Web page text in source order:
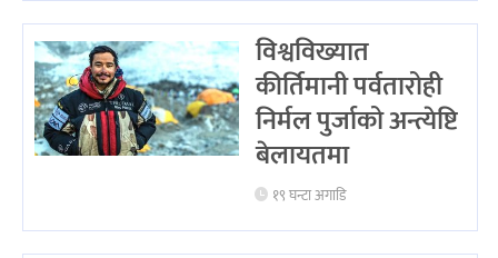
विश्वविख्यात
कीर्तिमानी पर्वतारोही
निर्मल पुर्जाको अन्त्येष्टि
बेलायतमा
१९ घन्टा अगाडि